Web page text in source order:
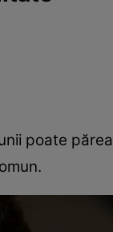
poate părea